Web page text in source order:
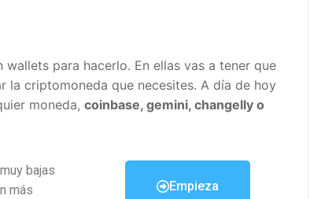
para hacerlo. En ellas vas a tener que
criptomoneda que necesites. A día de hoy
moneda,coinbase, gemini, changelly o
bajas
más
Empieza